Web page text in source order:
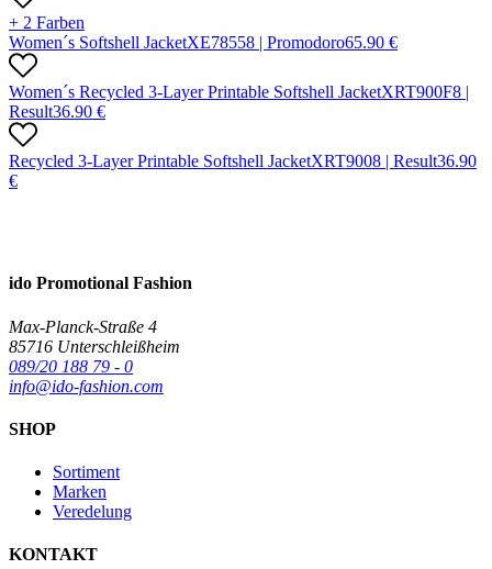
+ 2 Farben
Women´s Softshell JacketXE78558 | Promodoro65.90 €
Women´s Recycled 3-Layer Printable Softshell JacketXRT900F8 |
Result36.90 €
Recycled 3-Layer Printable Softshell JacketXRT9008 | Result36.90
€
ido Promotional Fashion
Max-Planck-Straße 4
85716 Unterschleißheim
089/20 188 79 - 0
info@ido-fashion.com
SHOP
Sortiment
Marken
Veredelung
KONTAKT